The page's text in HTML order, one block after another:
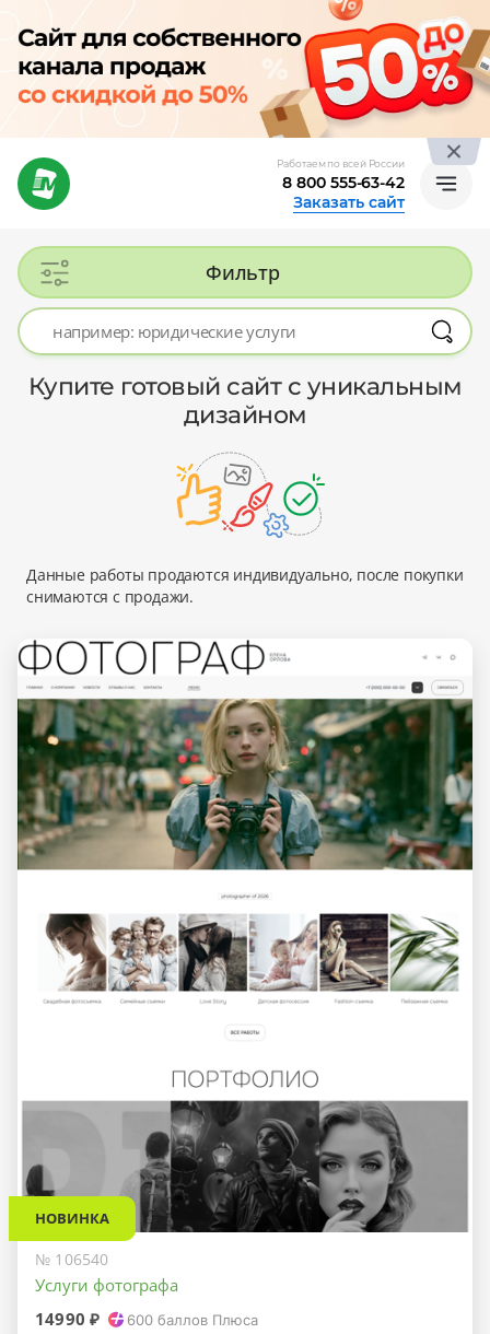
Работаем по всей России
8 800 555-63-42
Заказать сайт
Фильтр
Купите готовый сайт с уникальным
дизайном
Данные работы продаются индивидуально, после покупки
снимаются с продажи.
НОВИНКА
№ 106540
Услуги фотографа
14990 ₽
600 баллов Плюса